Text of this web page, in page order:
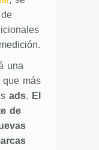
una
que más
ads. El
de